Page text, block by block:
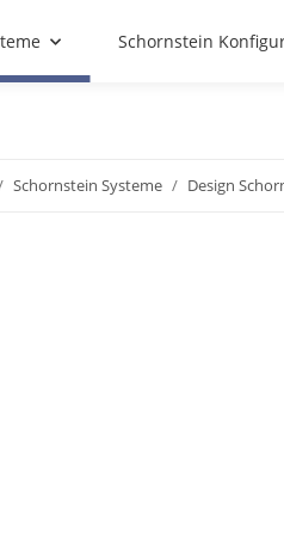
Schornstein
Schornstein Systeme Design